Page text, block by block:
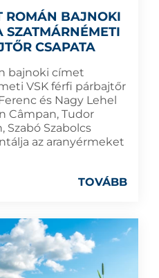
ROMÁN BAJNOKI
SZATMÁRNÉMETI
CSAPATA
bajnoki címet
VSK férfi párbajtőr
és Nagy Lehel
Câmpan, Tudor
Szabó Szabolcs
az aranyérmeket
TOVÁBB